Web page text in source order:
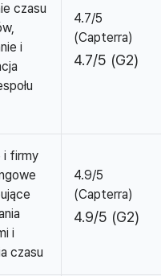
czasu
i
4.7/5
(Capterra)
4.7/5 (G2)
i firmy
i
czasu
4.9/5
(Capterra)
4.9/5 (G2)